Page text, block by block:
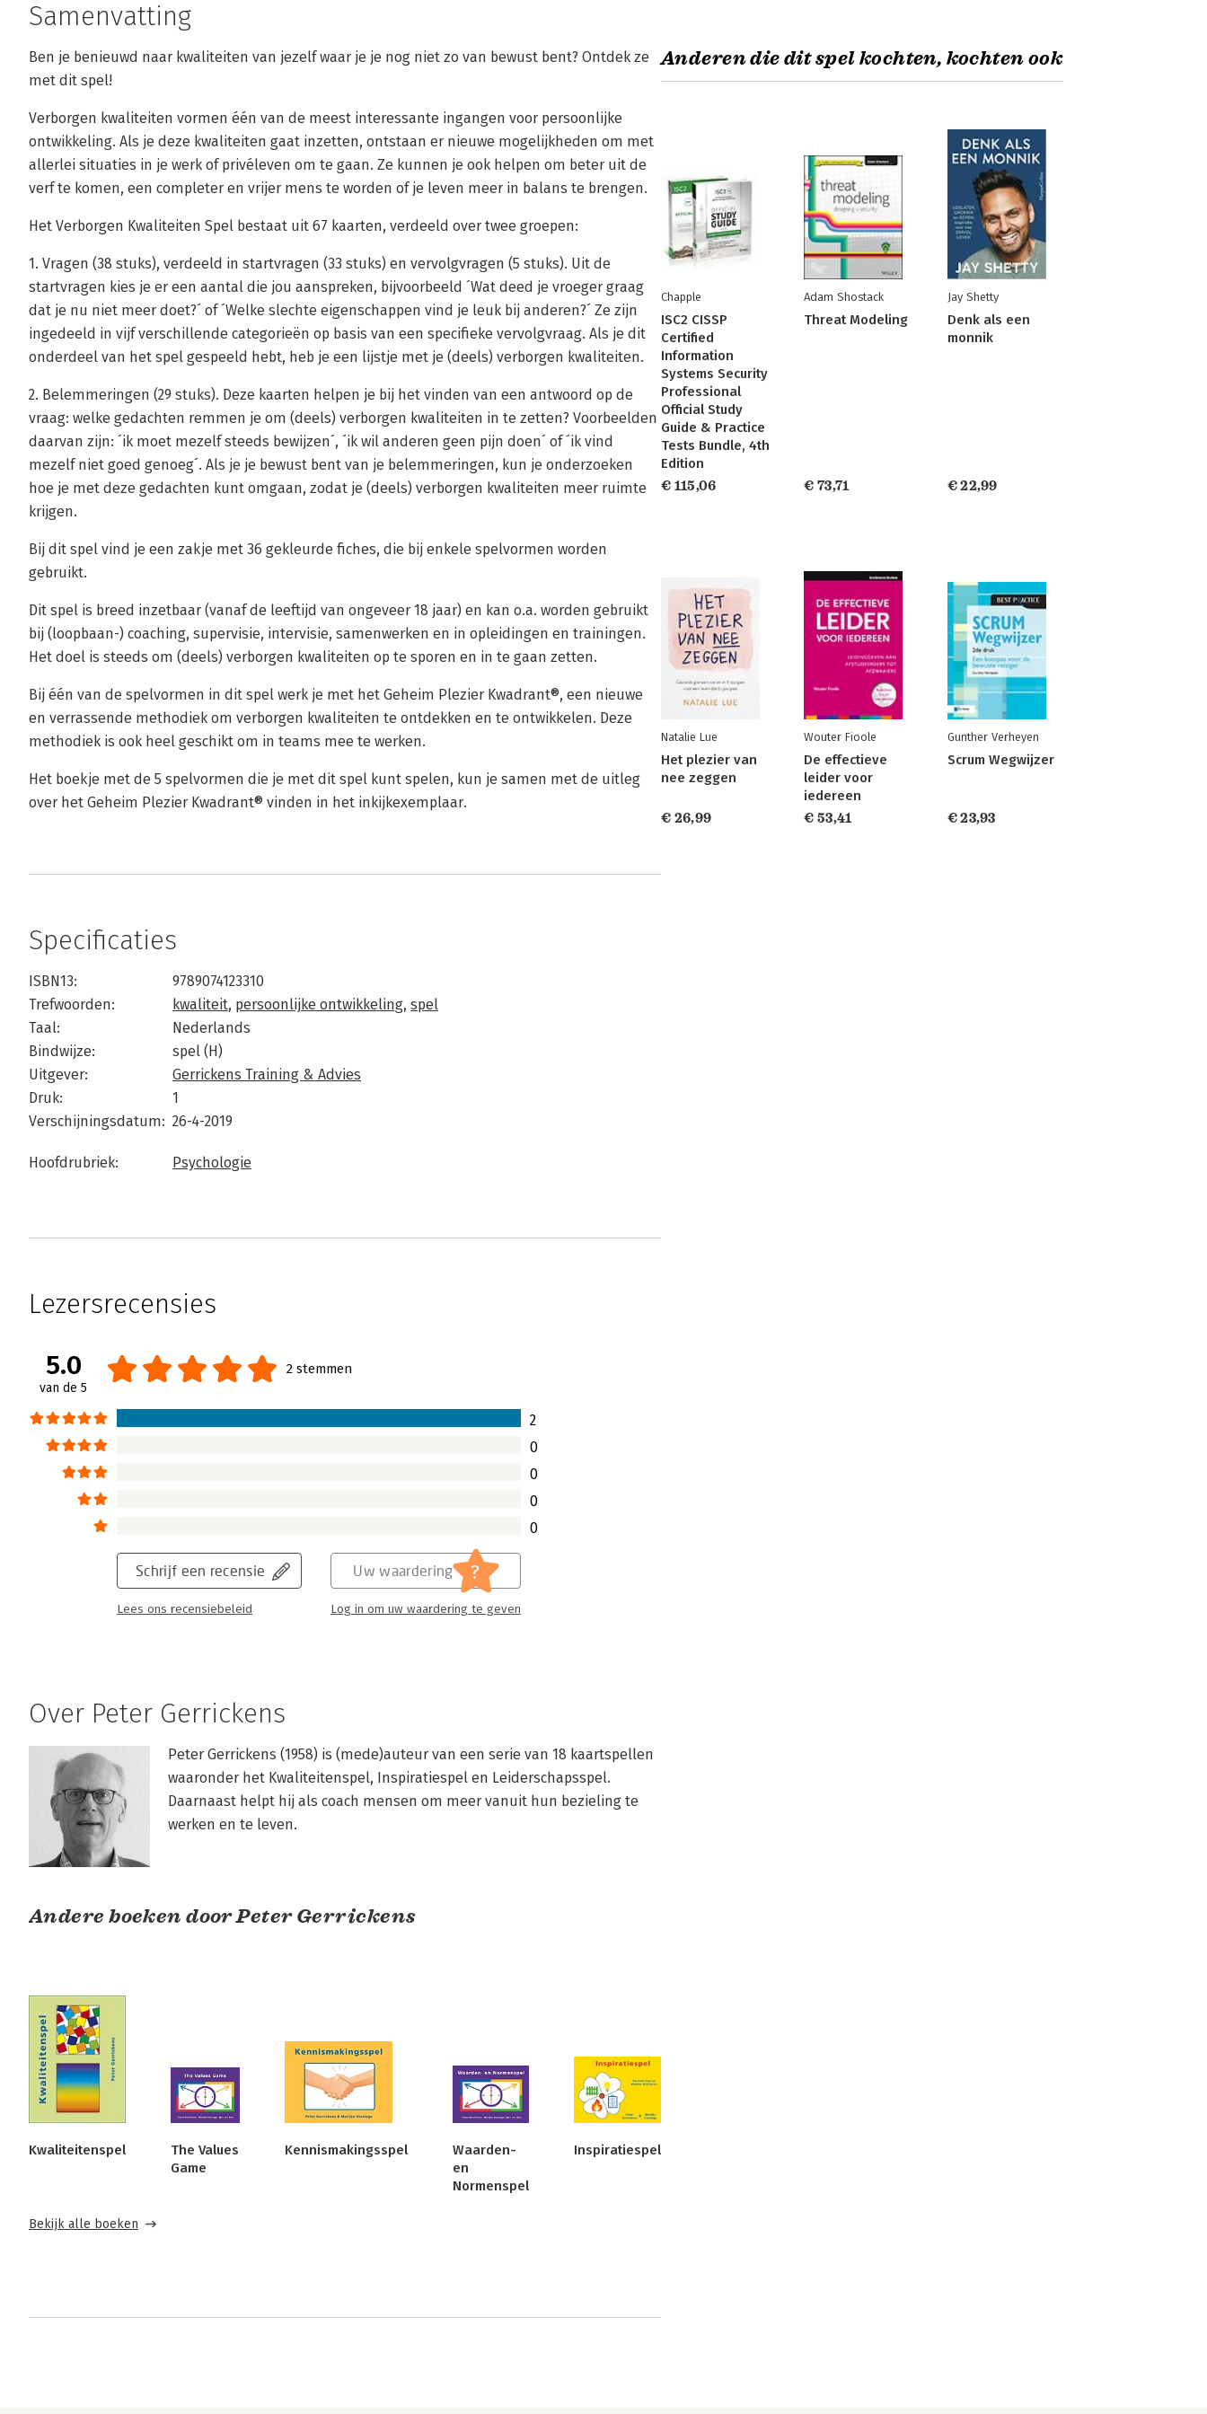
Samenvatting
Ben je benieuwd naar kwaliteiten van jezelf waar je je nog niet zo van bewust bent? Ontdek ze
met dit spel!
Verborgen kwaliteiten vormen één van de meest interessante ingangen voor persoonlijke
ontwikkeling. Als je deze kwaliteiten gaat inzetten, ontstaan er nieuwe mogelijkheden om met
allerlei situaties in je werk of privéleven om te gaan. Ze kunnen je ook helpen om beter uit de
verf te komen, een completer en vrijer mens te worden of je leven meer in balans te brengen.
Het Verborgen Kwaliteiten Spel bestaat uit 67 kaarten, verdeeld over twee groepen:
1. Vragen (38 stuks), verdeeld in startvragen (33 stuks) en vervolgvragen (5 stuks). Uit de
startvragen kies je er een aantal die jou aanspreken, bijvoorbeeld ´Wat deed je vroeger graag
dat je nu niet meer doet?´ of ´Welke slechte eigenschappen vind je leuk bij anderen?´ Ze zijn
ingedeeld in vijf verschillende categorieën op basis van een specifieke vervolgvraag. Als je dit
onderdeel van het spel gespeeld hebt, heb je een lijstje met je (deels) verborgen kwaliteiten.
2. Belemmeringen (29 stuks). Deze kaarten helpen je bij het vinden van een antwoord op de
vraag: welke gedachten remmen je om (deels) verborgen kwaliteiten in te zetten? Voorbeelden
daarvan zijn: ´ik moet mezelf steeds bewijzen´, ´ik wil anderen geen pijn doen´ of ´ik vind
mezelf niet goed genoeg´. Als je je bewust bent van je belemmeringen, kun je onderzoeken
hoe je met deze gedachten kunt omgaan, zodat je (deels) verborgen kwaliteiten meer ruimte
krijgen.
Bij dit spel vind je een zakje met 36 gekleurde fiches, die bij enkele spelvormen worden
gebruikt.
Dit spel is breed inzetbaar (vanaf de leeftijd van ongeveer 18 jaar) en kan o.a. worden gebruikt
bij (loopbaan-) coaching, supervisie, intervisie, samenwerken en in opleidingen en trainingen.
Het doel is steeds om (deels) verborgen kwaliteiten op te sporen en in te gaan zetten.
Bij één van de spelvormen in dit spel werk je met het Geheim Plezier Kwadrant®, een nieuwe
en verrassende methodiek om verborgen kwaliteiten te ontdekken en te ontwikkelen. Deze
methodiek is ook heel geschikt om in teams mee te werken.
Het boekje met de 5 spelvormen die je met dit spel kunt spelen, kun je samen met de uitleg
over het Geheim Plezier Kwadrant® vinden in het inkijkexemplaar.
Specificaties
ISBN13:
9789074123310
Trefwoorden:
kwaliteit, persoonlijke ontwikkeling, spel
Taal:
Nederlands
Bindwijze:
spel (H)
Uitgever:
Gerrickens Training & Advies
Druk:
1
Verschijningsdatum: 26-4-2019
Hoofdrubriek: Psychologie
Lezersrecensies
5.0
van de 5
2 stemmen
2
0
0
0
0
Schrijf een recensie
Lees ons recensiebeleid
Uw waardering ?
Log in om uw waardering te geven
Over Peter Gerrickens
Peter Gerrickens (1958) is (mede)auteur van een serie van 18 kaartspellen
waaronder het Kwaliteitenspel, Inspiratiespel en Leiderschapsspel.
Daarnaast helpt hij als coach mensen om meer vanuit hun bezieling te
werken en te leven.
Andere boeken door Peter Gerrickens
Kwaliteitenspel
The Values
Game
Kennismakingsspel
Waarden-
en
Normenspel
Inspiratiespel
Bekijk alle boeken
Anderen die dit spel kochten, kochten ook
Chapple
ISC2 CISSP
Certified
Information
Systems Security
Professional
Official Study
Guide & Practice
Tests Bundle, 4th
Edition
€ 115,06
Adam Shostack
Threat Modeling
€ 73,71
Jay Shetty
Denk als een
monnik
€ 22,99
Natalie Lue
Het plezier van
nee zeggen
€ 26,99
Wouter Fioole
De effectieve
leider voor
iedereen
€ 53,41
Gunther Verheyen
Scrum Wegwijzer
€ 23,93